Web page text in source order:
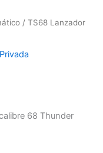
/ TS68 Lanzador
68 Thunder